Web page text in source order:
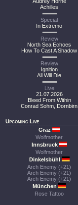
Achilles
Special
In Extremo
Review
North Sea Echoes
How To Cast A Shadow
Review
Ignition
All Will Die
Live
21.07.2026
Bleed From Within
Conrad Sohm, Dornbirn
Upcoming Live
Graz
Wolfmother
Innsbruck
Wolfmother
Dinkelsbühl
Arch Enemy (+21)
Arch Enemy (+21)
Arch Enemy (+21)
München
Rose Tattoo